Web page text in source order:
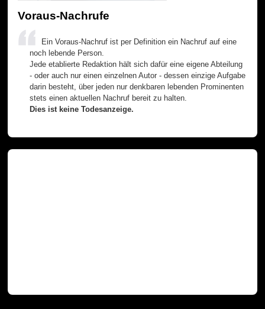
Voraus-Nachrufe
Ein Voraus-Nachruf ist per Definition ein Nachruf auf eine
noch lebende Person.
Jede etablierte Redaktion hält sich dafür eine eigene Abteilung
- oder auch nur einen einzelnen Autor - dessen einzige Aufgabe
darin besteht, über jeden nur denkbaren lebenden Prominenten
stets einen aktuellen Nachruf bereit zu halten.
Dies ist keine Todesanzeige.